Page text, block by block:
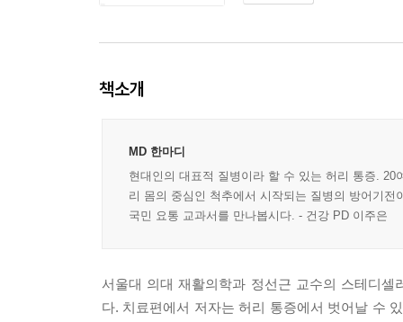
책소개
MD 한마디
현대인의 대표적 질병이라 할 수 있는 허리 통증.
리 몸의 중심인 척추에서 시작되는 질병의 방어기
국민 요통 교과서를 만나봅시다. - 건강 PD 이주은
서울대 의대 재활의학과 정선근 교수의 스테디
다. 치료편에서 저자는 허리 통증에서 벗어날 수